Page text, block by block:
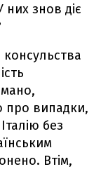
них знов діє
консульства
про випадки,
без
Втім,